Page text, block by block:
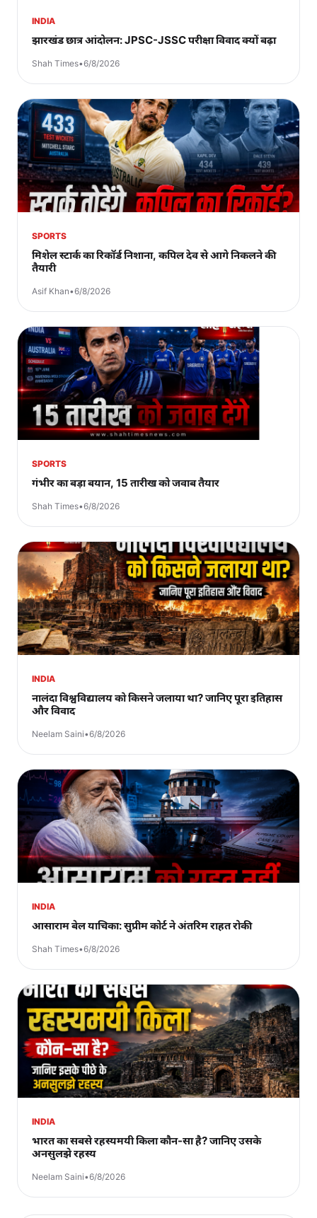
INDIA
झारखंड छात्र आंदोलन: JPSC-JSSC परीक्षा विवाद क्यों बढ़ा
Shah Times•6/8/2026
SPORTS
मिशेल स्टार्क का रिकॉर्ड निशाना, कपिल देव से आगे निकलने की
तैयारी
Asif Khan•6/8/2026
SPORTS
गंभीर का बड़ा बयान, 15 तारीख को जवाब तैयार
Shah Times•6/8/2026
INDIA
नालंदा विश्वविद्यालय को किसने जलाया था? जानिए पूरा इतिहास
और विवाद
Neelam Saini•6/8/2026
INDIA
आसाराम बेल याचिका: सुप्रीम कोर्ट ने अंतरिम राहत रोकी
Shah Times•6/8/2026
INDIA
भारत का सबसे रहस्यमयी किला कौन-सा है? जानिए उसके
अनसुलझे रहस्य
Neelam Saini•6/8/2026